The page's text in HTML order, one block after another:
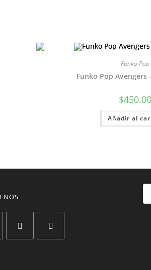
Funko Pop
Funko Pop Avengers
$450.00
Añadir al